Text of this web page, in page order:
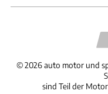
©2026 auto motor und
sind Teil der